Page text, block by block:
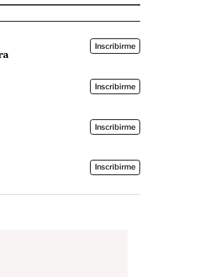
Inscribirme
Inscribirme
Inscribirme
Inscribirme